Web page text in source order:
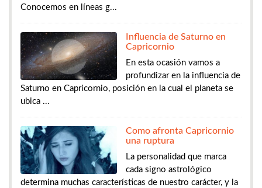
Conocemos en líneas g...
Influencia de Saturno en
Capricornio
En esta ocasión vamos a
profundizar en la influencia de
Saturno en Capricornio, posición en la cual el planeta se
ubica ...
Como afronta Capricornio
una ruptura
La personalidad que marca
cada signo astrológico
determina muchas características de nuestro carácter, y la